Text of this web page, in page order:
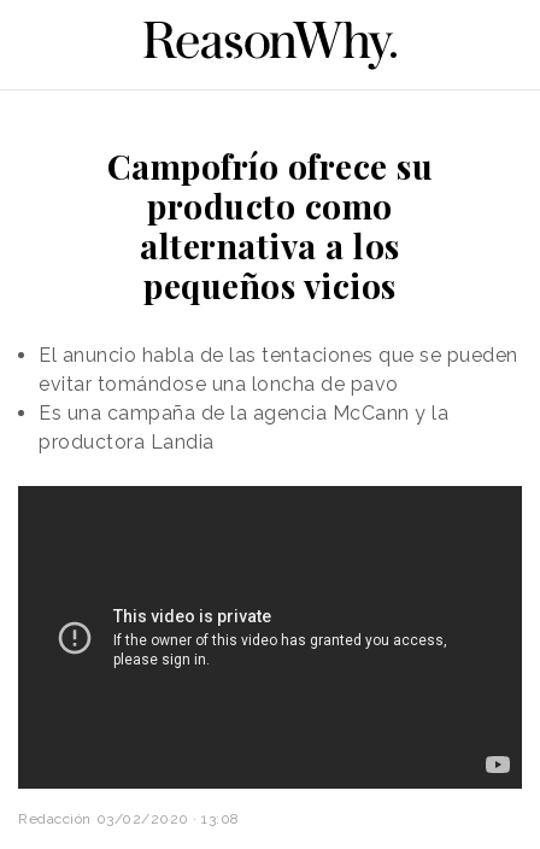
Campofrío ofrece su
producto como
alternativa a los
pequeños vicios
El anuncio habla de las tentaciones que se pueden
evitar tomándose una loncha de pavo
Es una campaña de la agencia McCann y la
productora Landia
Redacción 03/02/2020 · 13:08